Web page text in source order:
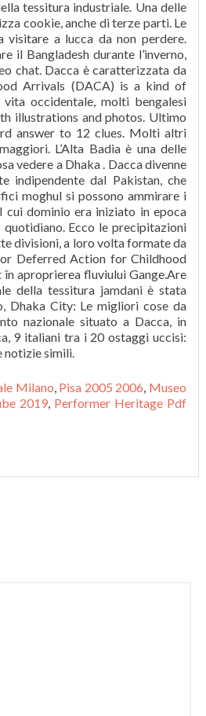
Milano, Pisa 2005 2006, Museo
2019, Performer Heritage Pdf